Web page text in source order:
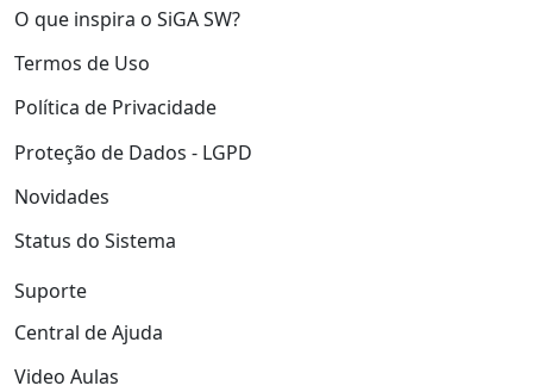
O que inspira o SiGA SW?
Termos de Uso
Política de Privacidade
Proteção de Dados - LGPD
Novidades
Status do Sistema
Suporte
Central de Ajuda
Video Aulas